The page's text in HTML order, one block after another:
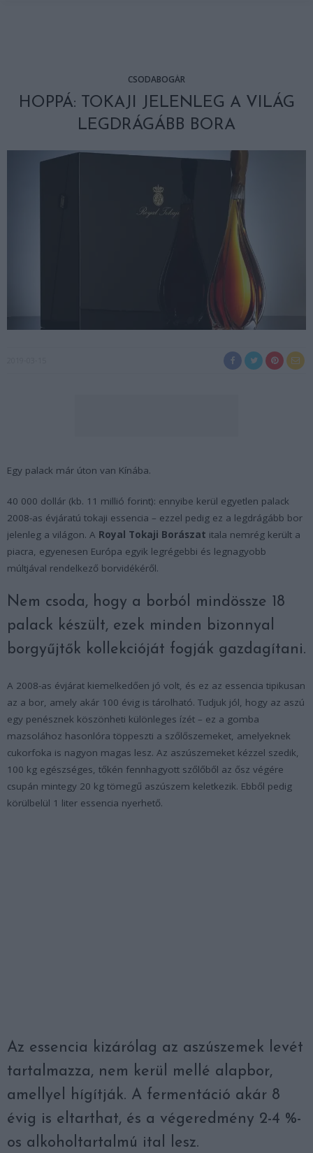
CSODABOGÁR
HOPPÁ: TOKAJI JELENLEG A VILÁG
LEGDRÁGÁBB BORA
Egy palack már úton van Kínába.
40 000 dollár (kb. 11 millió forint): ennyibe kerül egyetlen palack
2008-as évjáratú tokaji essencia – ezzel pedig ez a legdrágább bor
jelenleg a világon. A Royal Tokaji Borászat itala nemrég került a
piacra, egyenesen Európa egyik legrégebbi és legnagyobb
múltjával rendelkező borvidékéről.
Nem csoda, hogy a borból mindössze 18
palack készült, ezek minden bizonnyal
borgyűjtők kollekcióját fogják gazdagítani.
A 2008-as évjárat kiemelkedően jó volt, és ez az essencia tipikusan
az a bor, amely akár 100 évig is tárolható. Tudjuk jól, hogy az aszú
egy penésznek köszönheti különleges ízét – ez a gomba
mazsolához hasonlóra töppeszti a szőlőszemeket, amelyeknek
cukorfoka is nagyon magas lesz. Az aszúszemeket kézzel szedik,
100 kg egészséges, tőkén fennhagyott szőlőből az ősz végére
csupán mintegy 20 kg tömegű aszúszem keletkezik. Ebből pedig
körülbelül 1 liter essencia nyerhető.
Az essencia kizárólag az aszúszemek levét
tartalmazza, nem kerül mellé alapbor,
amellyel hígítják. A fermentáció akár 8
évig is eltarthat, és a végeredmény 2-4 %-
os alkoholtartalmú ital lesz.